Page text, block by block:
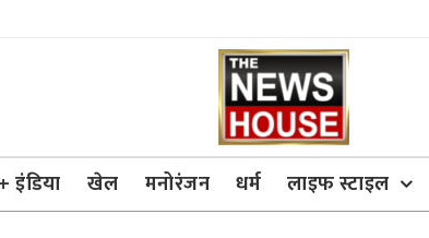
+ इंडिया खेल मनोरंजन धर्म लाइफ स्टाइल